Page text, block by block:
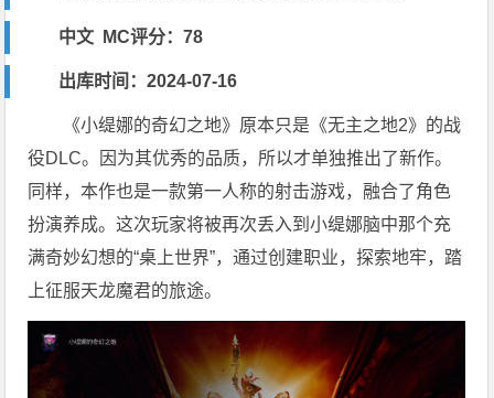
中文 MC评分：78
出库时间：2024-07-16
《小缇娜的奇幻之地》原本只是《无主之地2》的战
役DLC。因为其优秀的品质，所以才单独推出了新作。
同样，本作也是一款第一人称的射击游戏，融合了角色
扮演养成。这次玩家将被再次丢入到小缇娜脑中那个充
满奇妙幻想的“桌上世界”，通过创建职业，探索地牢，踏
上征服天龙魔君的旅途。